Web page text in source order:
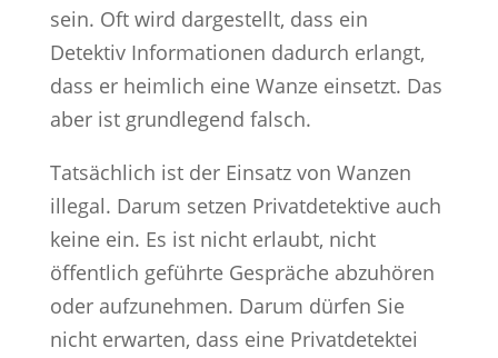
sein. Oft wird dargestellt, dass ein
Detektiv Informationen dadurch erlangt,
dass er heimlich eine Wanze einsetzt. Das
aber ist grundlegend falsch.
Tatsächlich ist der Einsatz von Wanzen
illegal. Darum setzen Privatdetektive auch
keine ein. Es ist nicht erlaubt, nicht
öffentlich geführte Gespräche abzuhören
oder aufzunehmen. Darum dürfen Sie
nicht erwarten, dass eine Privatdetektei